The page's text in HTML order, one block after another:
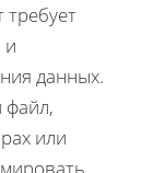
требует
и
данных.
файл,
или